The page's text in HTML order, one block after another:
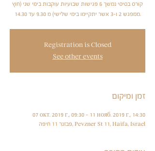
קורס בסיסי נמשך 6 פגישות שבועיות עוקבות בימי שני (חוץ
ממפגש 2 ו-3 אשר יתקיימו בימי שלישי) מ 9.30 עד 14.30.
Registration is Closed
See other events
זמן ומיקום
07 окт. 2019 г., 09:30 – 11 нояб. 2019 г., 14:30
פבזנר 11 חיפה, Pevzner St 11, Haifa, Israel